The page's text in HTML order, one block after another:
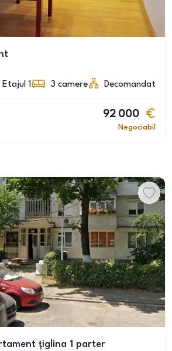
Etajul 1 3 camere Decomandat
92 000
Negociabil
țiglina 1 parter